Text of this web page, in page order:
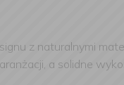
z naturalnymi
a solidne